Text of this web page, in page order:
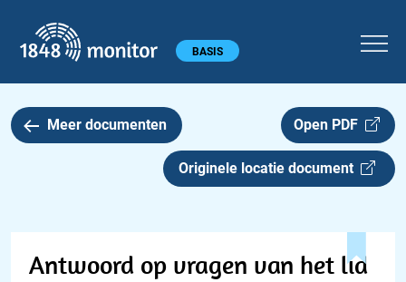
Hoofdmenu BASIS
Meer documenten Open PDF
Originele locatie document
Antwoord op vragen van het lid